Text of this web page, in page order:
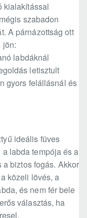
kialakítással
szabadon
A párnázottság ott
jön:
labdáknál
letisztult
gyors felállásnál és
ideális füves
labda tempója és a
biztos fogás. Akkor
közeli lövés, a
és nem fér bele
választás, ha